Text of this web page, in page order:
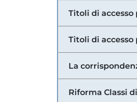
Titoli di
Titoli di accesso
La
Riforma Classi